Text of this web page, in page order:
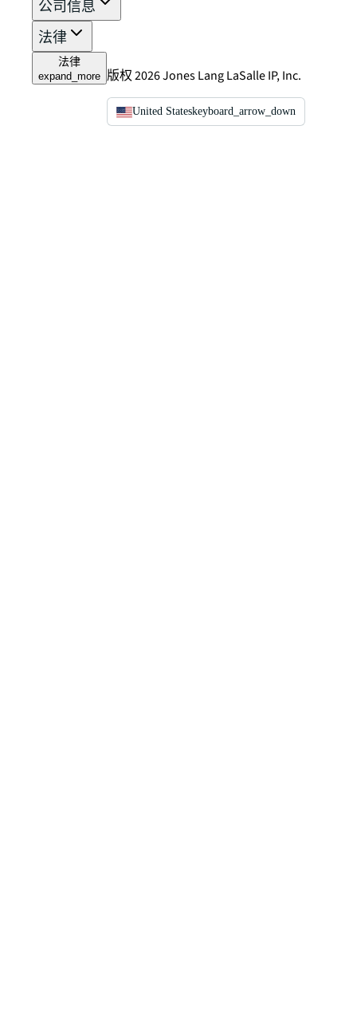
公司信息
法律
法律
expand_more 版权 2026 Jones Lang LaSalle IP, Inc.
United Stateskeyboard_arrow_down